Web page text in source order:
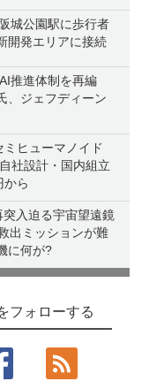
城公園駅に歩行者
発エリアに接続
推進体制を再編
、ジェフディーン
ミヒューマノイド
社設計・国内組立
から
突入迫る宇宙望遠鏡
出ミッションが難
に何が?
フォローする